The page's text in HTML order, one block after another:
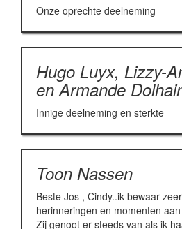
Onze oprechte deelneming
Hugo Luyx, Lizzy-
en Armande
Innige deelneming en sterkte
Toon Nassen
Beste Jos , Cindy..ik bewaar
herinneringen en momenten
Zij genoot er steeds van als ik